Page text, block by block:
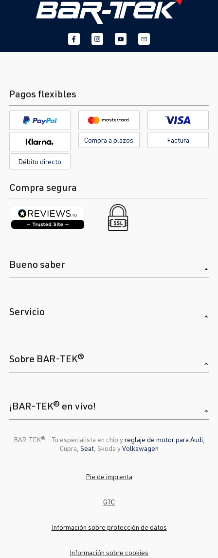
Pagos flexibles
Compra a plazos Factura
Débito directo
Compra segura
Bueno saber
Servicio
Sobre BAR-TEK®
¡BAR-TEK® en vivo!
BAR-TEK®️ - Tu especialista en chip yreglaje de motor para Audi
Cupra, Seat, Skoda yVolkswagen
Pie de imprenta
GTC
Información sobre protección de datos
Información sobre cookies